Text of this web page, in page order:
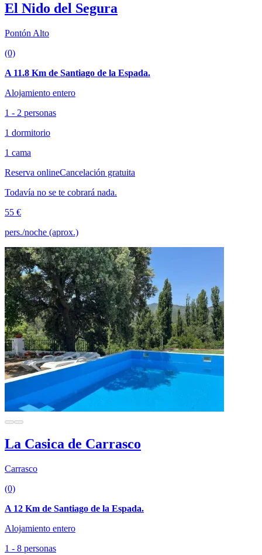
El Nido del Segura
Pontón Alto
(0)
A 11.8 Km de Santiago de la Espada.
Alojamiento entero
1 - 2 personas
1 dormitorio
1 cama
Reserva onlineCancelación gratuita
Todavía no se te cobrará nada.
55 €
pers./noche (aprox.)
La Casica de Carrasco
Carrasco
(0)
A 12 Km de Santiago de la Espada.
Alojamiento entero
1 - 8 personas